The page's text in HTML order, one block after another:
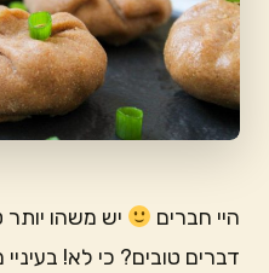
היי חברים
יש משהו
דברים טובים? כי לא!